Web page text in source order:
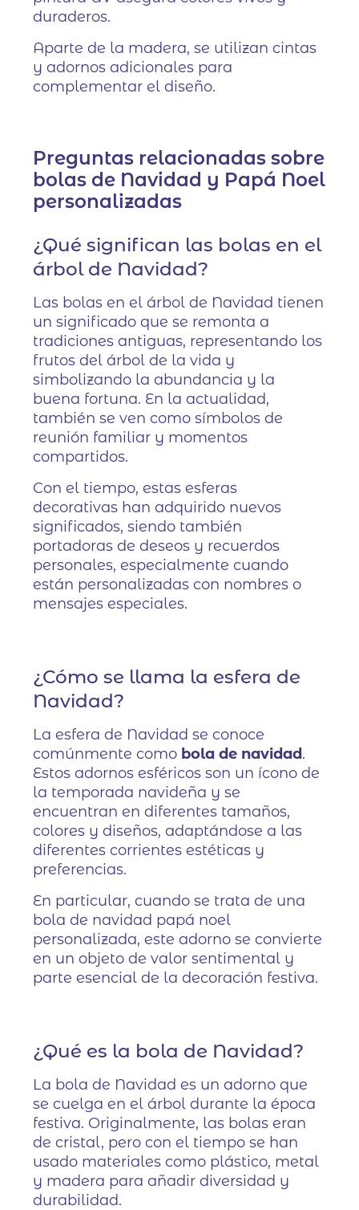
duraderos.
Aparte de la madera, se utilizan cintas
y adornos adicionales para
complementar el diseño.
Preguntas relacionadas sobre
bolas de Navidad y Papá Noel
personalizadas
¿Qué significan las bolas en el
árbol de Navidad?
Las bolas en el árbol de Navidad tienen
un significado que se remonta a
tradiciones antiguas, representando los
frutos del árbol de la vida y
simbolizando la abundancia y la
buena fortuna. En la actualidad,
también se ven como símbolos de
reunión familiar y momentos
compartidos.
Con el tiempo, estas esferas
decorativas han adquirido nuevos
significados, siendo también
portadoras de deseos y recuerdos
personales, especialmente cuando
están personalizadas con nombres o
mensajes especiales.
¿Cómo se llama la esfera de
Navidad?
La esfera de Navidad se conoce
comúnmente como bola de navidad.
Estos adornos esféricos son un ícono de
la temporada navideña y se
encuentran en diferentes tamaños,
colores y diseños, adaptándose a las
diferentes corrientes estéticas y
preferencias.
En particular, cuando se trata de una
bola de navidad papá noel
personalizada, este adorno se convierte
en un objeto de valor sentimental y
parte esencial de la decoración festiva.
¿Qué es la bola de Navidad?
La bola de Navidad es un adorno que
se cuelga en el árbol durante la época
festiva. Originalmente, las bolas eran
de cristal, pero con el tiempo se han
usado materiales como plástico, metal
y madera para añadir diversidad y
durabilidad.